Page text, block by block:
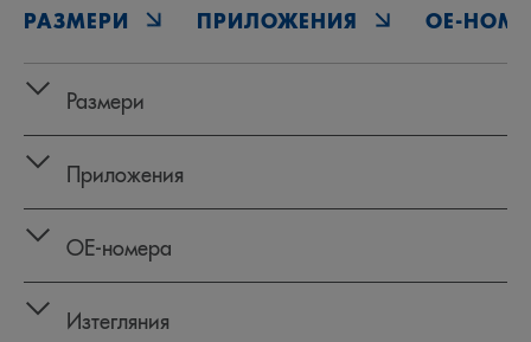
РАЗМЕРИ ПРИЛОЖЕНИЯ
Размери
Приложения
OE‑номера
Изтегляния